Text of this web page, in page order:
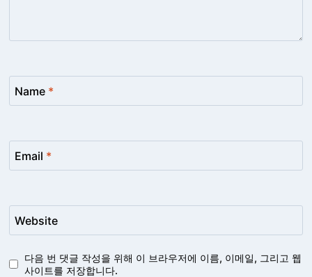
Name *
Email *
Website
다음 번 댓글 작성을 위해 이 브라우저에 이름, 이메일, 그리고 웹
사이트를 저장합니다.